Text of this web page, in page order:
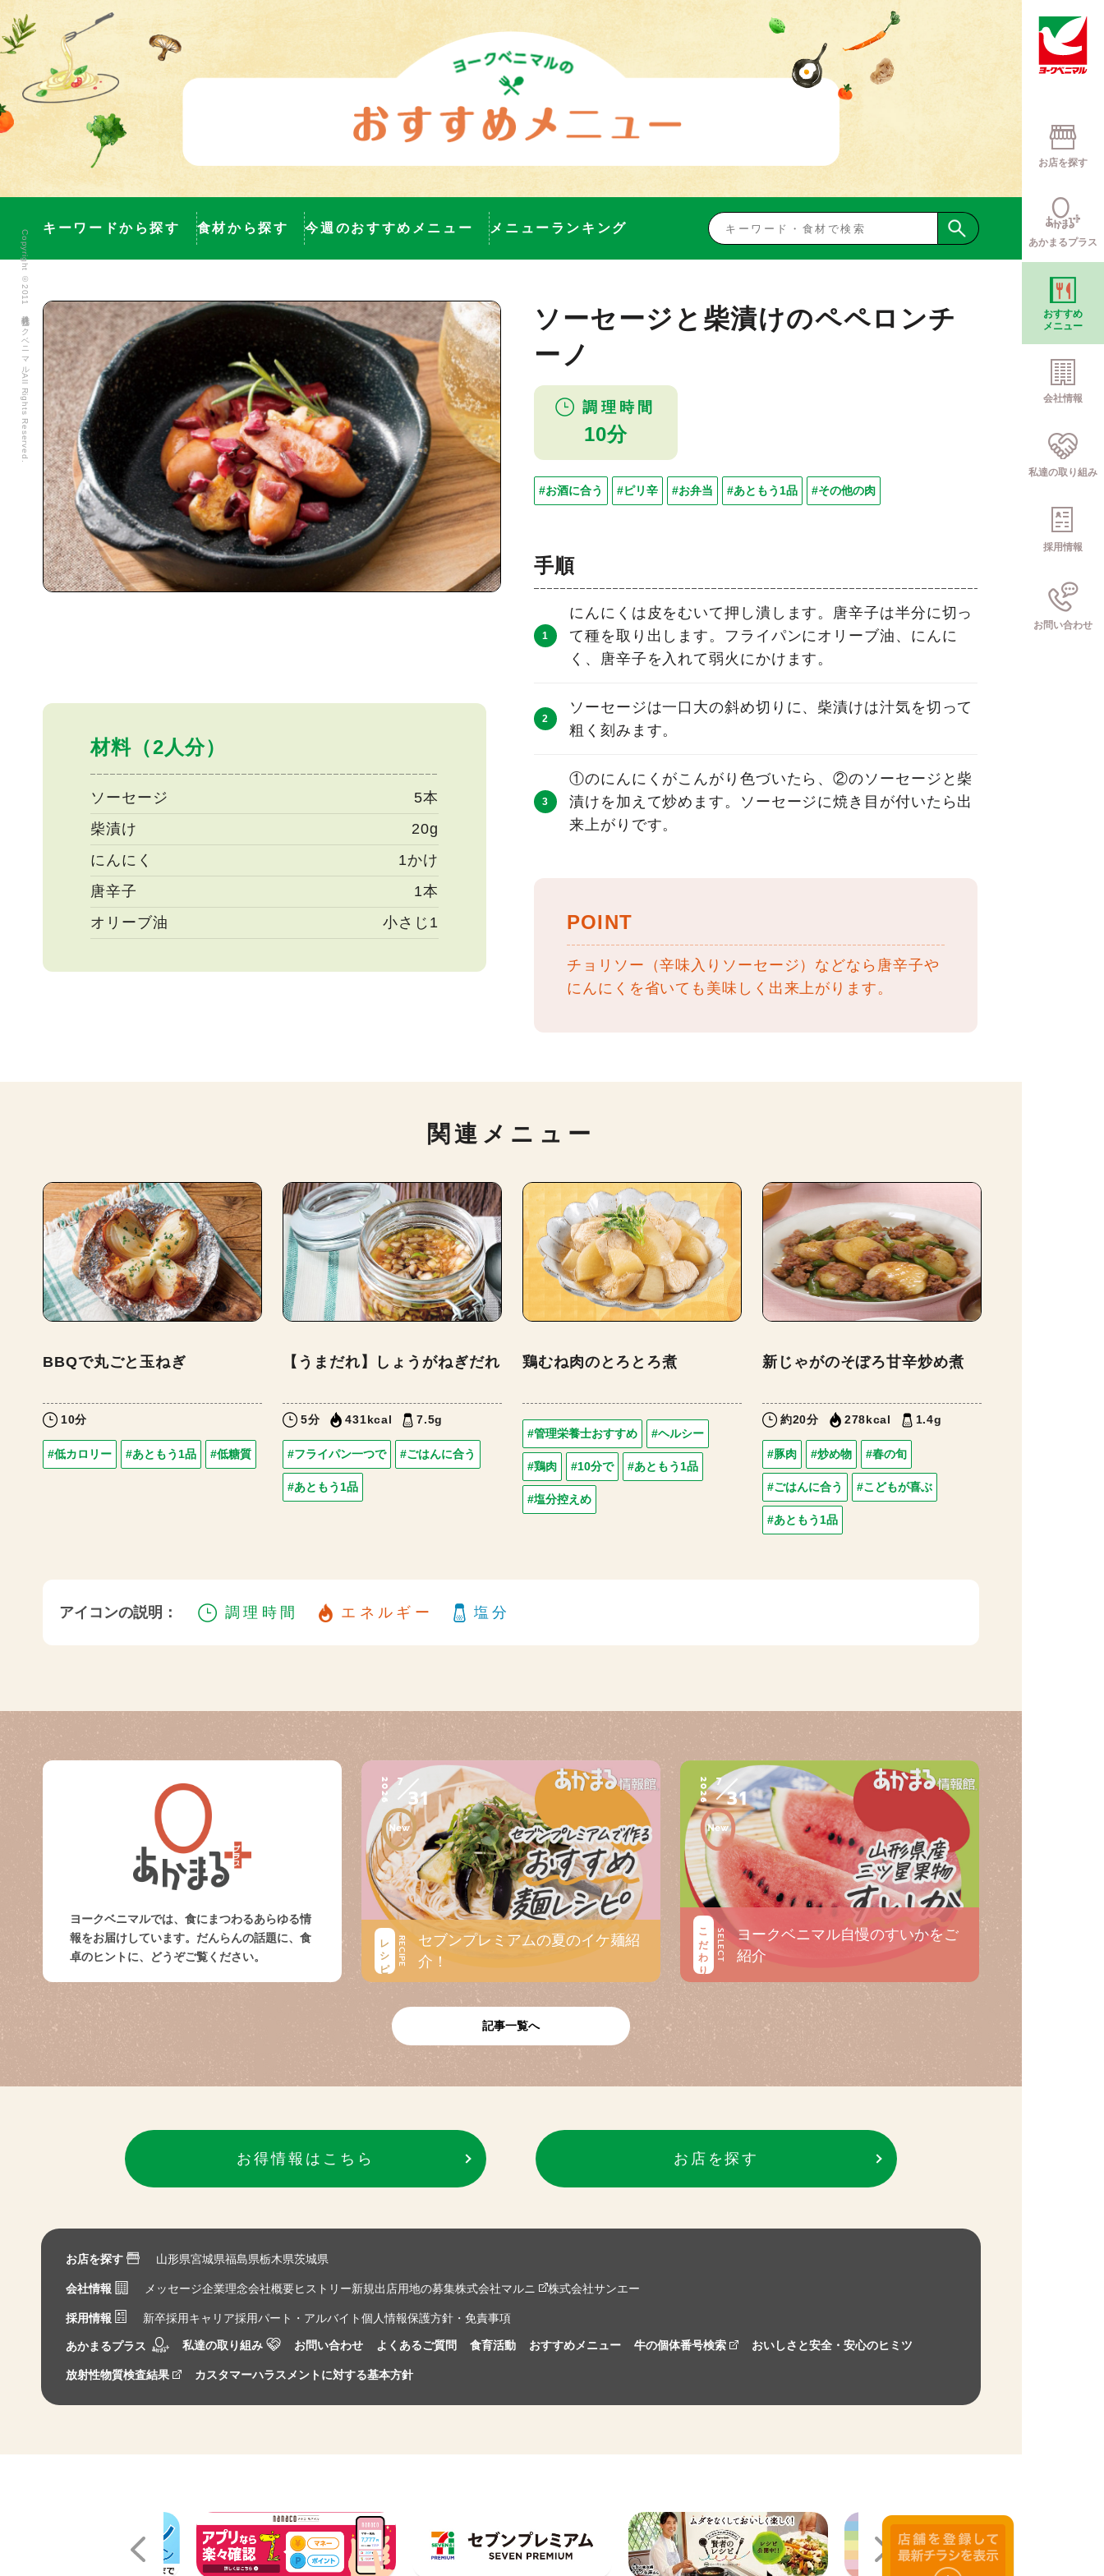
お店を探す
あかまるプラス
おすすめ
メニュー
会社情報
私達の取り組み
採用情報
お問い合わせ
キーワードから探す 食材から探す 今週のおすすめメニュー メニューランキング
材料（2人分）
ソーセージ
5本
柴漬け
20g
にんにく
1かけ
唐辛子
1本
オリーブ油
小さじ1
ソーセージと柴漬けのペペロンチ
ーノ
調理時間
10分
#お酒に合う #ピリ辛 #お弁当 #あともう1品 #その他の肉
手順
にんにくは皮をむいて押し潰します。唐辛子は半分に切っ
て種を取り出します。フライパンにオリーブ油、にんに
く、唐辛子を入れて弱火にかけます。
ソーセージは一口大の斜め切りに、柴漬けは汁気を切って
粗く刻みます。
①のにんにくがこんがり色づいたら、②のソーセージと柴
漬けを加えて炒めます。ソーセージに焼き目が付いたら出
来上がりです。
POINT
チョリソー（辛味入りソーセージ）などなら唐辛子や
にんにくを省いても美味しく出来上がります。
関連メニュー
BBQで丸ごと玉ねぎ
10分
#低カロリー #あともう1品 #低糖質
【うまだれ】しょうがねぎだれ
5分 431kcal 7.5g
#フライパン一つで #ごはんに合う
#あともう1品
鶏むね肉のとろとろ煮
#管理栄養士おすすめ #ヘルシー
#鶏肉 #10分で #あともう1品
#塩分控えめ
新じゃがのそぼろ甘辛炒め煮
約20分 278kcal 1.4g
#豚肉 #炒め物 #春の旬
#ごはんに合う #こどもが喜ぶ
#あともう1品
アイコンの説明： 調理時間 エネルギー 塩分
ヨークベニマルでは、食にまつわるあらゆる情
報をお届けしています。だんらんの話題に、食
卓のヒントに、どうぞご覧ください。
2026 7
31
レシピ RECIPE
セブンプレミアムの夏のイケ麺紹
介！
2026 7
31
こだわり SELECT
ヨークベニマル自慢のすいかをご
紹介
記事一覧へ
お得情報はこちら お店を探す
お店を探す 山形県宮城県福島県栃木県茨城県
会社情報 メッセージ企業理念会社概要ヒストリー新規出店用地の募集株式会社マルニ 株式会社サンエー
採用情報 新卒採用キャリア採用パート・アルバイト個人情報保護方針・免責事項
あかまるプラス 私達の取り組み お問い合わせ よくあるご質問 食育活動 おすすめメニュー 牛の個体番号検索 おいしさと安全・安心のヒミツ
放射性物質検査結果 カスタマーハラスメントに対する基本方針
Copyright ©2011 株式会社ヨークベニマル All Rights Reserved.